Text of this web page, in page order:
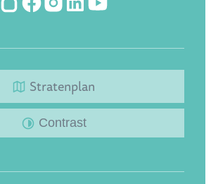
HoplrFacebook
Instagram
LinkedIn
YouTube
Stratenplan
Contrast